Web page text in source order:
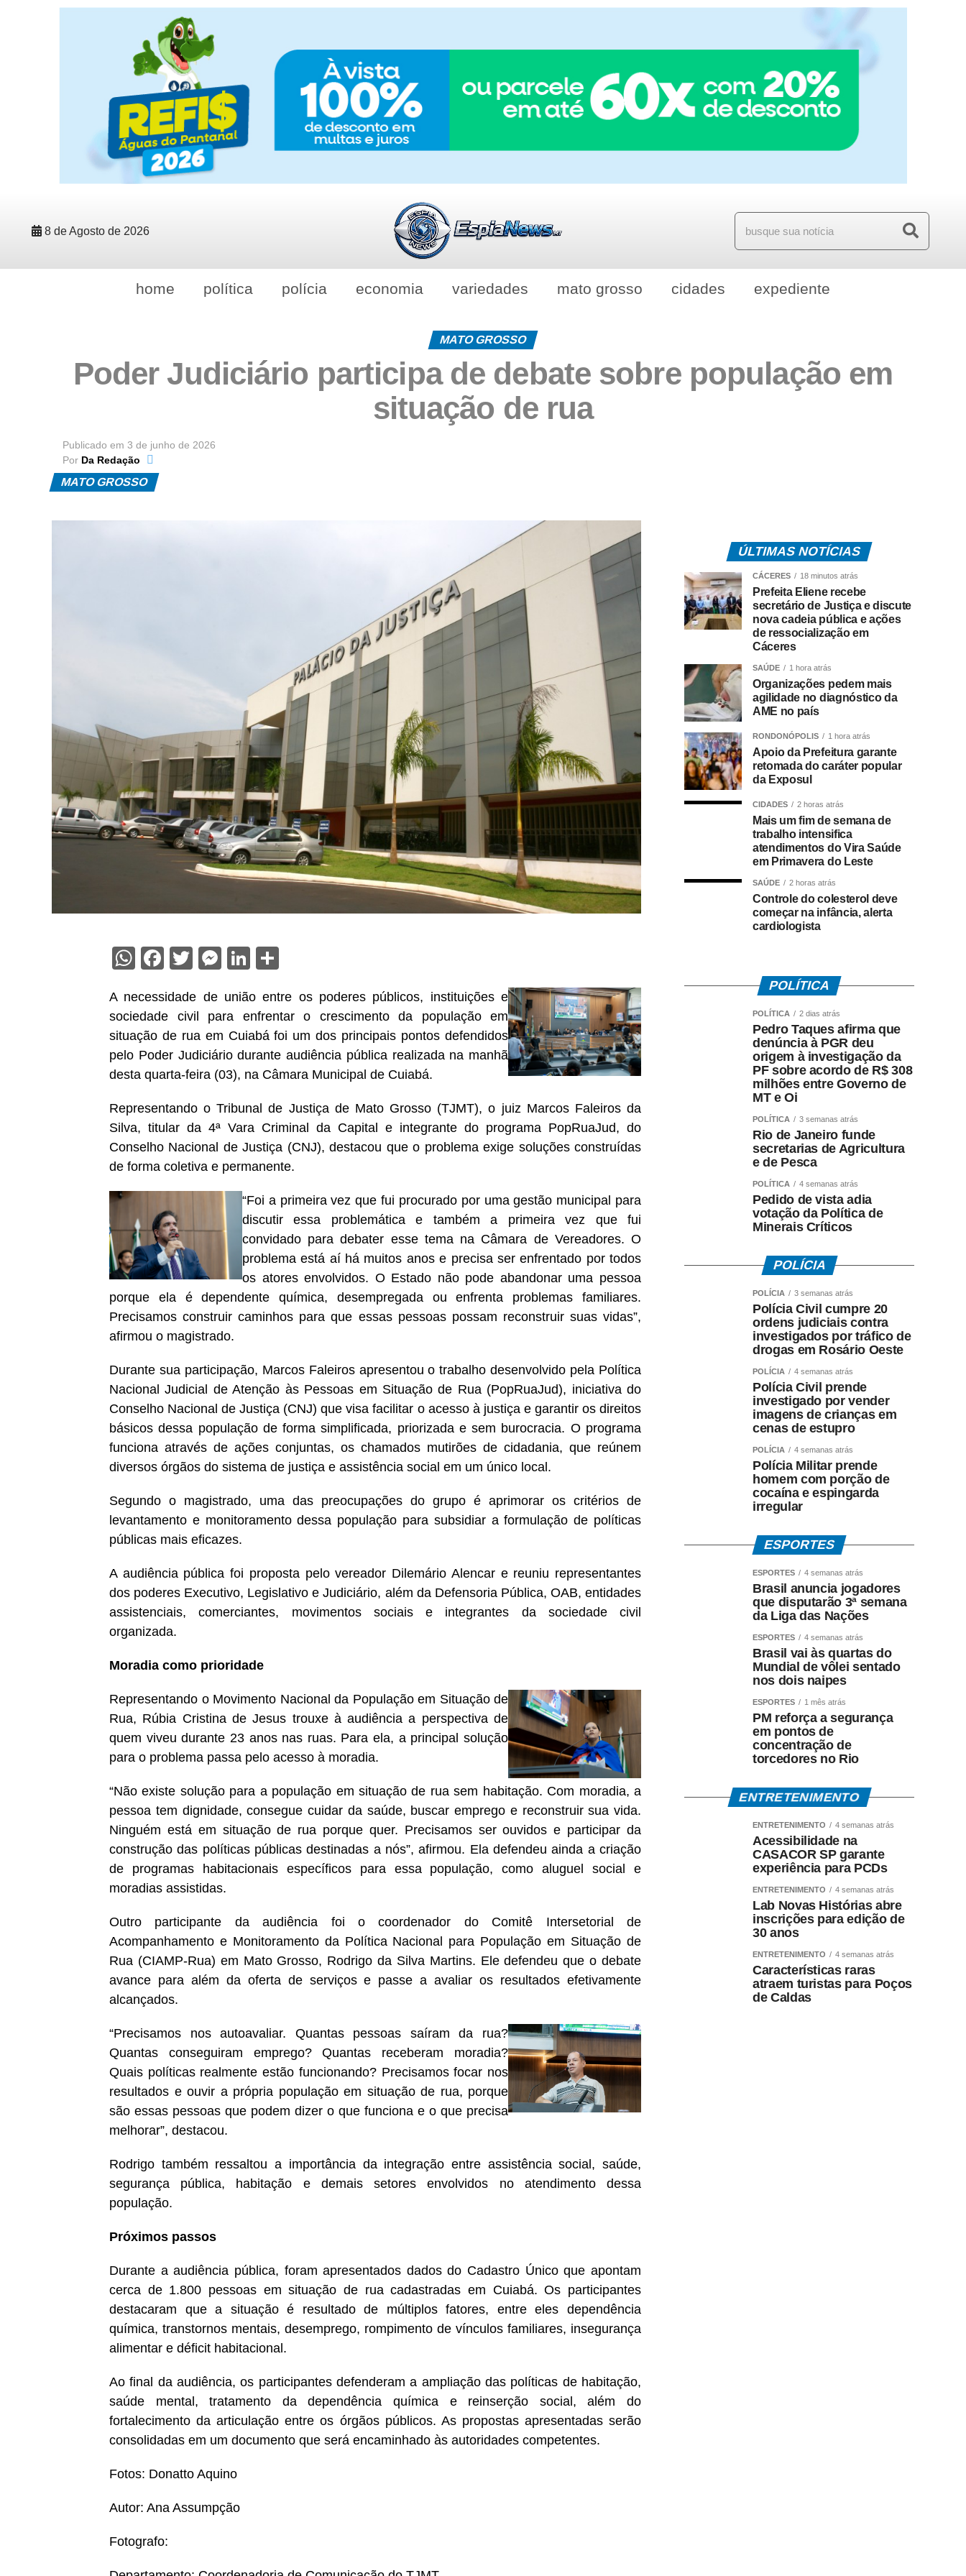
8 de Agosto de 2026
home política polícia economia variedades mato grosso cidades expediente
MATO GROSSO
Poder Judiciário participa de debate sobre população em
situação de rua
Publicado em 3 de junho de 2026
Por Da Redação
MATO GROSSO
WhatsApp
Facebook
Twitter
Messenger
LinkedIn
A necessidade de união entre os poderes públicos, instituições e
sociedade civil para enfrentar o crescimento da população em
situação de rua em Cuiabá foi um dos principais pontos defendidos
pelo Poder Judiciário durante audiência pública realizada na manhã
desta quarta-feira (03), na Câmara Municipal de Cuiabá.
Representando o Tribunal de Justiça de Mato Grosso (TJMT), o juiz Marcos Faleiros da
Silva, titular da 4ª Vara Criminal da Capital e integrante do programa PopRuaJud, do
Conselho Nacional de Justiça (CNJ), destacou que o problema exige soluções construídas
de forma coletiva e permanente.
“Foi a primeira vez que fui procurado por uma gestão municipal para
discutir essa problemática e também a primeira vez que fui
convidado para debater esse tema na Câmara de Vereadores. O
problema está aí há muitos anos e precisa ser enfrentado por todos
os atores envolvidos. O Estado não pode abandonar uma pessoa
porque ela é dependente química, desempregada ou enfrenta problemas familiares.
Precisamos construir caminhos para que essas pessoas possam reconstruir suas vidas”,
afirmou o magistrado.
Durante sua participação, Marcos Faleiros apresentou o trabalho desenvolvido pela Política
Nacional Judicial de Atenção às Pessoas em Situação de Rua (PopRuaJud), iniciativa do
Conselho Nacional de Justiça (CNJ) que visa facilitar o acesso à justiça e garantir os direitos
básicos dessa população de forma simplificada, priorizada e sem burocracia. O programa
funciona através de ações conjuntas, os chamados mutirões de cidadania, que reúnem
diversos órgãos do sistema de justiça e assistência social em um único local.
Segundo o magistrado, uma das preocupações do grupo é aprimorar os critérios de
levantamento e monitoramento dessa população para subsidiar a formulação de políticas
públicas mais eficazes.
A audiência pública foi proposta pelo vereador Dilemário Alencar e reuniu representantes
dos poderes Executivo, Legislativo e Judiciário, além da Defensoria Pública, OAB, entidades
assistenciais, comerciantes, movimentos sociais e integrantes da sociedade civil
organizada.
Moradia como prioridade
Representando o Movimento Nacional da População em Situação de
Rua, Rúbia Cristina de Jesus trouxe à audiência a perspectiva de
quem viveu durante 23 anos nas ruas. Para ela, a principal solução
para o problema passa pelo acesso à moradia.
“Não existe solução para a população em situação de rua sem habitação. Com moradia, a
pessoa tem dignidade, consegue cuidar da saúde, buscar emprego e reconstruir sua vida.
Ninguém está em situação de rua porque quer. Precisamos ser ouvidos e participar da
construção das políticas públicas destinadas a nós”, afirmou. Ela defendeu ainda a criação
de programas habitacionais específicos para essa população, como aluguel social e
moradias assistidas.
Outro participante da audiência foi o coordenador do Comitê Intersetorial de
Acompanhamento e Monitoramento da Política Nacional para População em Situação de
Rua (CIAMP-Rua) em Mato Grosso, Rodrigo da Silva Martins. Ele defendeu que o debate
avance para além da oferta de serviços e passe a avaliar os resultados efetivamente
alcançados.
“Precisamos nos autoavaliar. Quantas pessoas saíram da rua?
Quantas conseguiram emprego? Quantas receberam moradia?
Quais políticas realmente estão funcionando? Precisamos focar nos
resultados e ouvir a própria população em situação de rua, porque
são essas pessoas que podem dizer o que funciona e o que precisa
melhorar”, destacou.
Rodrigo também ressaltou a importância da integração entre assistência social, saúde,
segurança pública, habitação e demais setores envolvidos no atendimento dessa
população.
Próximos passos
Durante a audiência pública, foram apresentados dados do Cadastro Único que apontam
cerca de 1.800 pessoas em situação de rua cadastradas em Cuiabá. Os participantes
destacaram que a situação é resultado de múltiplos fatores, entre eles dependência
química, transtornos mentais, desemprego, rompimento de vínculos familiares, insegurança
alimentar e déficit habitacional.
Ao final da audiência, os participantes defenderam a ampliação das políticas de habitação,
saúde mental, tratamento da dependência química e reinserção social, além do
fortalecimento da articulação entre os órgãos públicos. As propostas apresentadas serão
consolidadas em um documento que será encaminhado às autoridades competentes.
Fotos: Donatto Aquino
Autor: Ana Assumpção
Fotografo:
ÚLTIMAS NOTÍCIAS
CÁCERES 18 minutos atrás
Prefeita Eliene recebe
secretário de Justiça e discute
nova cadeia pública e ações
de ressocialização em
Cáceres
SAÚDE 1 hora atrás
Organizações pedem mais
agilidade no diagnóstico da
AME no país
RONDONÓPOLIS 1 hora atrás
Apoio da Prefeitura garante
retomada do caráter popular
da Exposul
CIDADES 2 horas atrás
Mais um fim de semana de
trabalho intensifica
atendimentos do Vira Saúde
em Primavera do Leste
SAÚDE 2 horas atrás
Controle do colesterol deve
começar na infância, alerta
cardiologista
POLÍTICA
POLÍTICA 2 dias atrás
Pedro Taques afirma que
denúncia à PGR deu
origem à investigação da
PF sobre acordo de R$ 308
milhões entre Governo de
MT e Oi
POLÍTICA 3 semanas atrás
Rio de Janeiro funde
secretarias de Agricultura
e de Pesca
POLÍTICA 4 semanas atrás
Pedido de vista adia
votação da Política de
Minerais Críticos
POLÍCIA
POLÍCIA 3 semanas atrás
Polícia Civil cumpre 20
ordens judiciais contra
investigados por tráfico de
drogas em Rosário Oeste
POLÍCIA 4 semanas atrás
Polícia Civil prende
investigado por vender
imagens de crianças em
cenas de estupro
POLÍCIA 4 semanas atrás
Polícia Militar prende
homem com porção de
cocaína e espingarda
irregular
ESPORTES
ESPORTES 4 semanas atrás
Brasil anuncia jogadores
que disputarão 3ª semana
da Liga das Nações
ESPORTES 4 semanas atrás
Brasil vai às quartas do
Mundial de vôlei sentado
nos dois naipes
ESPORTES 1 mês atrás
PM reforça a segurança
em pontos de
concentração de
torcedores no Rio
ENTRETENIMENTO
ENTRETENIMENTO 4 semanas atrás
Acessibilidade na
CASACOR SP garante
experiência para PCDs
ENTRETENIMENTO 4 semanas atrás
Lab Novas Histórias abre
inscrições para edição de
30 anos
ENTRETENIMENTO 4 semanas atrás
Características raras
atraem turistas para Poços
de Caldas